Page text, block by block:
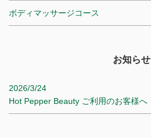
ボディマッサージコース
お知らせ
2026/3/24
Hot Pepper Beauty ご利用のお客様へ